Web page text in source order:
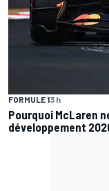
FORMULE 13 h
Pourquoi McLaren
développement